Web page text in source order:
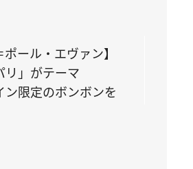
ポール・エヴァン】
リ」がテーマ
ン限定のボンボンを